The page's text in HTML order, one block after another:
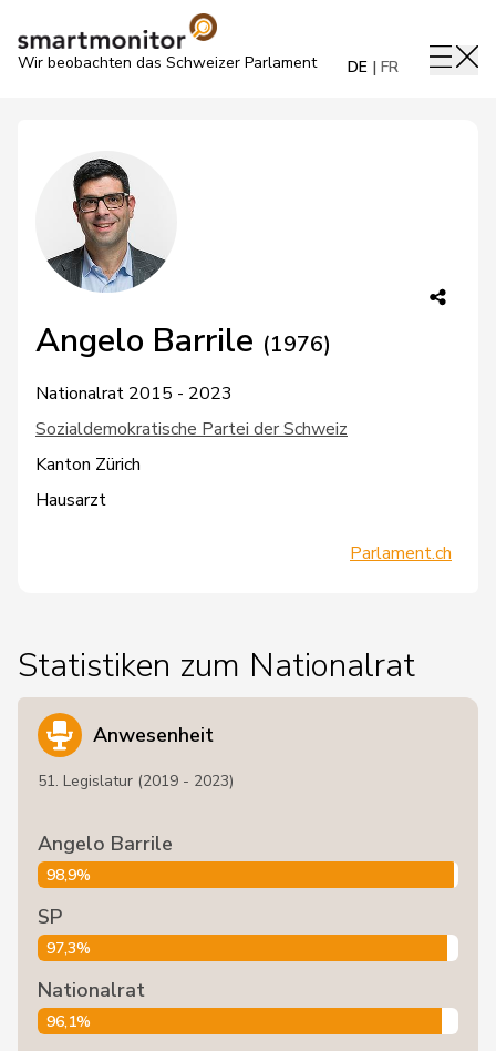
Wir beobachten das Schweizer Parlament DE FR
Angelo Barrile (1976)
Nationalrat 2015 - 2023
Sozialdemokratische Partei der Schweiz
Kanton Zürich
Hausarzt
Parlament.ch
Statistiken zum Nationalrat
Anwesenheit
51. Legislatur (2019 - 2023)
Angelo Barrile
98,9%
SP
97,3%
Nationalrat
96,1%